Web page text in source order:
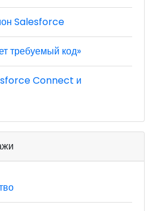
Salesforce
требуемый код»
Connect и